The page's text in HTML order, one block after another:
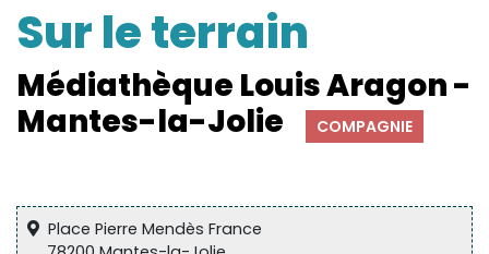
Sur le feu
(Actualités, annonces, vie professionnelle)
Sur le fond
(Fonctionnement, gouvernance, groupes de travail,
Sur le terrain
Médiathèque Louis Aragon -
Mantes-la-Jolie
COMPAGNIE
Place Pierre Mendès France